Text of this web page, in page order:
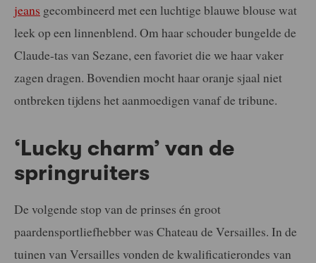
jeans gecombineerd met een luchtige blauwe blouse wat
leek op een linnenblend. Om haar schouder bungelde de
Claude-tas van Sezane, een favoriet die we haar vaker
zagen dragen. Bovendien mocht haar oranje sjaal niet
ontbreken tijdens het aanmoedigen vanaf de tribune.
‘Lucky charm’ van de
springruiters
De volgende stop van de prinses én groot
paardensportliefhebber was Chateau de Versailles. In de
tuinen van Versailles vonden de kwalificatierondes van